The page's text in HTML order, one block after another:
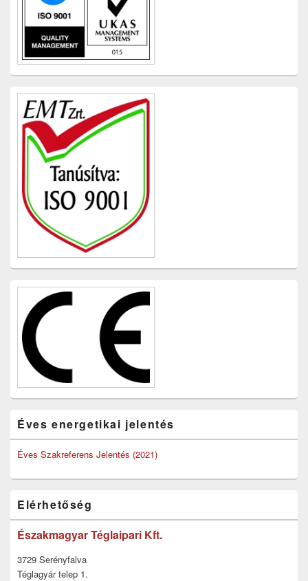
Éves energetikai jelentés
Éves Szakreferens Jelentés (2021)
Elérhetőség
Északmagyar Téglaipari Kft.
3729 Serényfalva
Téglagyár telep 1.